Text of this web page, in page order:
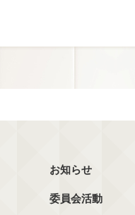
お知らせ
委員会活動